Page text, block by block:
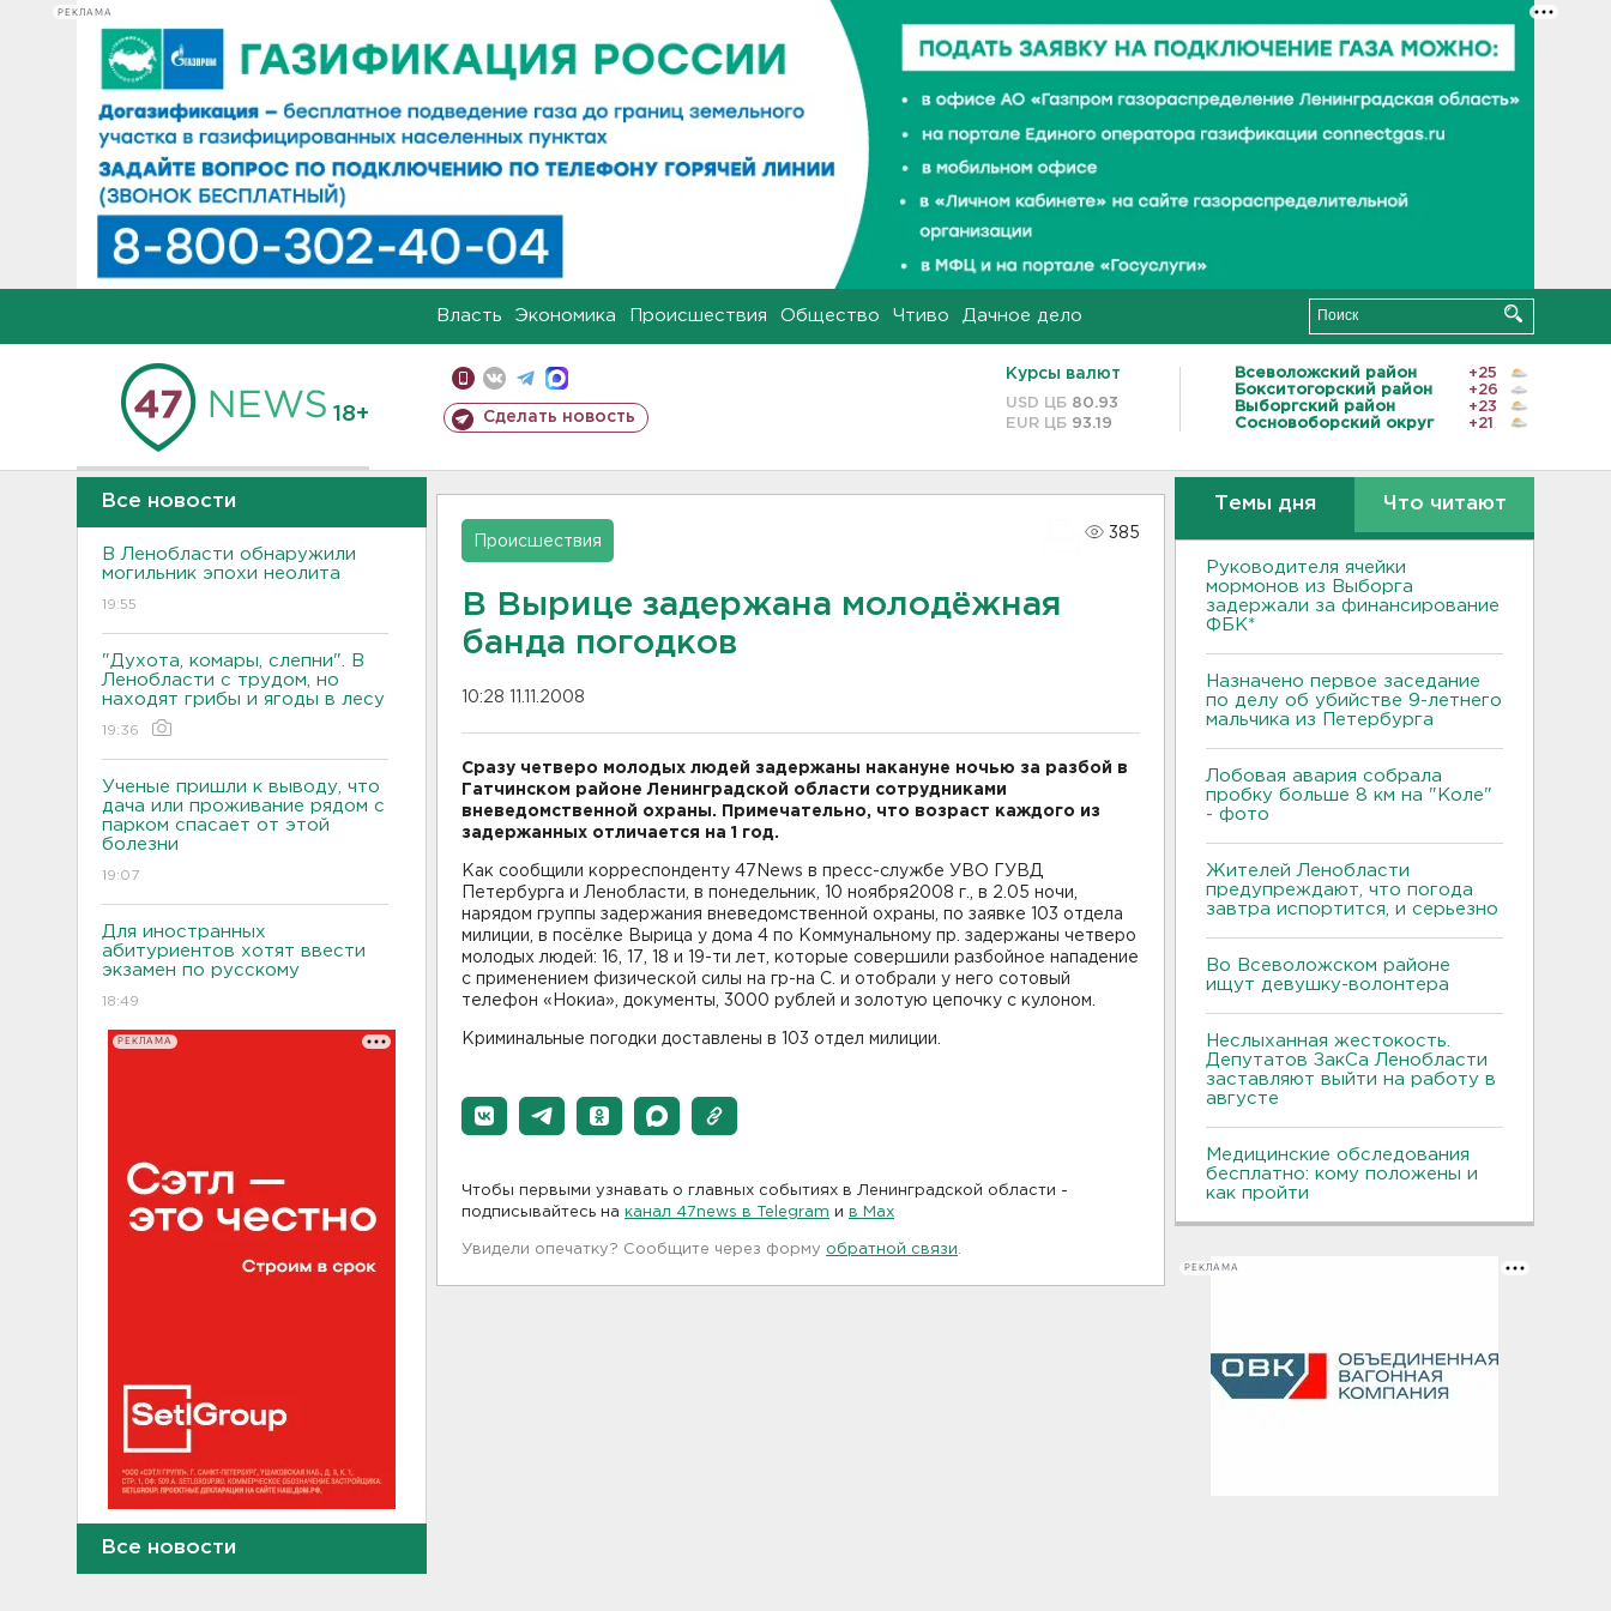
РЕКЛАМА
Власть Экономика Происшествия Общество Чтиво Дачное дело
18+ Сделать новость
Курсы валют
USD ЦБ 80.93
EUR ЦБ 93.19
Всеволожский район
+25
Бокситогорский район
+26
Выборгский район
+23
Сосновоборский округ
+21
Все новости
В Ленобласти обнаружили
могильник эпохи неолита
19:55
"Духота, комары, слепни". В
Ленобласти с трудом, но
находят грибы и ягоды в лесу
19:36
Ученые пришли к выводу, что
дача или проживание рядом с
парком спасает от этой
болезни
19:07
Для иностранных
абитуриентов хотят ввести
экзамен по русскому
18:49
РЕКЛАМА
произошло на КАД у Низино
Все новости
Происшествия
385
В Вырице задержана молодёжная
банда погодков
10:28 11.11.2008
Сразу четверо молодых людей задержаны накануне ночью за разбой в
Гатчинском районе Ленинградской области сотрудниками
вневедомственной охраны. Примечательно, что возраст каждого из
задержанных отличается на 1 год.
Как сообщили корреспонденту 47News в пресс-службе УВО ГУВД
Петербурга и Ленобласти, в понедельник, 10 ноября2008 г., в 2.05 ночи,
нарядом группы задержания вневедомственной охраны, по заявке 103 отдела
милиции, в посёлке Вырица у дома 4 по Коммунальному пр. задержаны четверо
молодых людей: 16, 17, 18 и 19-ти лет, которые совершили разбойное нападение
с применением физической силы на гр-на С. и отобрали у него сотовый
телефон «Нокиа», документы, 3000 рублей и золотую цепочку с кулоном.
Криминальные погодки доставлены в 103 отдел милиции.
Чтобы первыми узнавать о главных событиях в Ленинградской области -
подписывайтесь на канал 47news в Telegram и в Maх
Увидели опечатку? Сообщите через форму обратной связи
Темы дня Что читают
Руководителя ячейки
мормонов из Выборга
задержали за финансирование
ФБК*
Назначено первое заседание
по делу об убийстве 9-летнего
мальчика из Петербурга
Лобовая авария собрала
пробку больше 8 км на "Коле"
- фото
Жителей Ленобласти
предупреждают, что погода
завтра испортится, и серьезно
Во Всеволожском районе
ищут девушку-волонтера
Неслыханная жестокость.
Депутатов ЗакСа Ленобласти
заставляют выйти на работу в
августе
Медицинские обследования
бесплатно: кому положены и
как пройти
РЕКЛАМА